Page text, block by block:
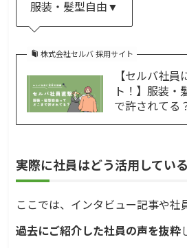
服装・髪型自由▼
株式会社セルバ 採用サイト
【セルバ社員
ト！】服装・
で許されてる
実際に社員はどう活用してい
ここでは、インタビュー記事や社
過去にご紹介した社員の声を抜粋